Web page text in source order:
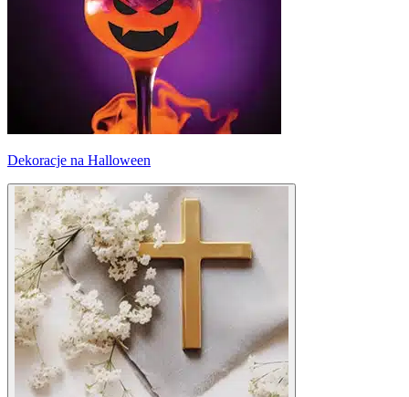
Dekoracje na Halloween